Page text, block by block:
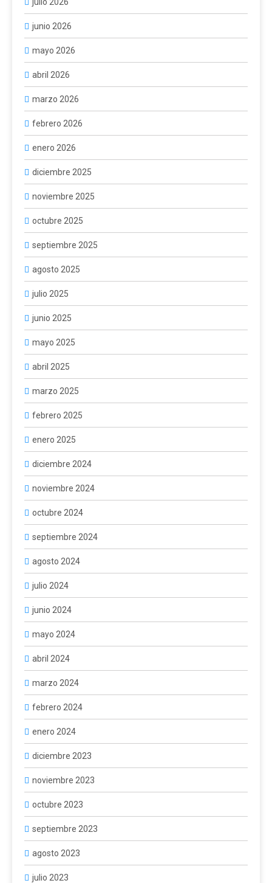
junio 2026
mayo 2026
abril 2026
marzo 2026
febrero 2026
enero 2026
diciembre 2025
noviembre 2025
octubre 2025
septiembre 2025
agosto 2025
julio 2025
junio 2025
mayo 2025
abril 2025
marzo 2025
febrero 2025
enero 2025
diciembre 2024
noviembre 2024
octubre 2024
septiembre 2024
agosto 2024
julio 2024
junio 2024
mayo 2024
abril 2024
marzo 2024
febrero 2024
enero 2024
diciembre 2023
noviembre 2023
octubre 2023
septiembre 2023
agosto 2023
julio 2023